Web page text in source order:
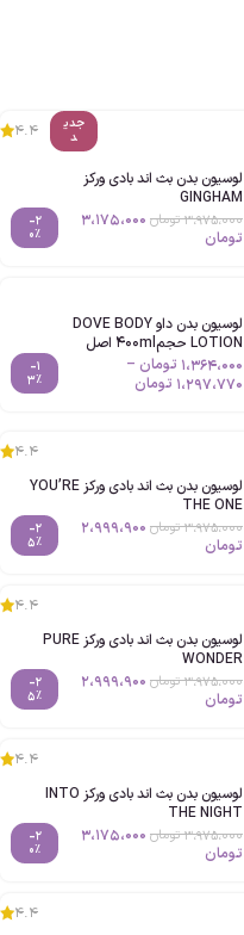
جدی
د
4.4
لوسیون بدن بث اند بادی ورکز
GINGHAM
3،975،000تومان 3،175،000
تومان
-2
0%
لوسیون بدن داو DOVE BODY
LOTION حجم400ml اصل
1،364،000 تومان –
1،297،770 تومان
-1
3%
4.4
لوسیون بدن بث اند بادی ورکز YOU’RE
THE ONE
3،975،000تومان 2،999،900
تومان
-2
5%
4.4
لوسیون بدن بث اند بادی ورکز PURE
WONDER
3،975،000تومان 2،999،900
تومان
-2
5%
4.4
لوسیون بدن بث اند بادی ورکز INTO
THE NIGHT
3،975،000تومان 3،175،000
تومان
-2
0%
4.4